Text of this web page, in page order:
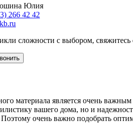
Юлия
266 42 42
сложности с выбором,
материала является очень
вашего дома, но и
Поэтому очень важно подобрать